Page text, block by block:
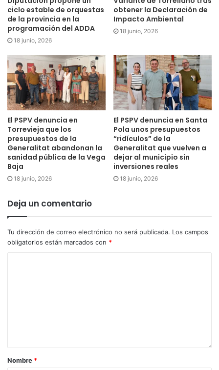
ciclo estable de orquestas
de la provincia en la
programación del ADDA
18 junio, 2026
obtener la Declaración de
Impacto Ambiental
18 junio, 2026
El PSPV denuncia en
Torrevieja que los
presupuestos de la
Generalitat abandonan la
sanidad pública de la Vega
Baja
18 junio, 2026
El PSPV denuncia en Santa
Pola unos presupuestos
“ridículos” de la
Generalitat que vuelven a
dejar al municipio sin
inversiones reales
18 junio, 2026
Deja un comentario
Tu dirección de correo electrónico no será publicada. Los campos
obligatorios están marcados con *
Nombre *